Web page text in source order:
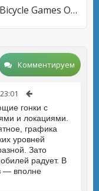
BMX Bicycle Games Offroad Bike
Комментируем
гонки с
и локациями.
графика
уровней
Зато
радует. В
— вполне